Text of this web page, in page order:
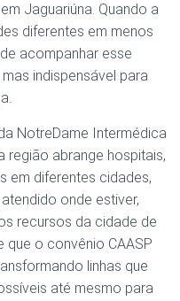
Jaguariúna. Quando a
diferentes em menos
acompanhar esse
indispensável para
NotreDame Intermédica
região abrange hospitais,
em diferentes cidades,
onde estiver,
recursos da cidade de
o convênio CAASP
linhas que
até mesmo para